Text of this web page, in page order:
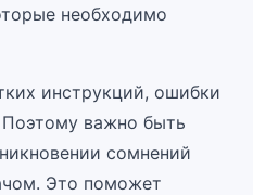
необходимо
инструкций, ошибки
Поэтому важно быть
сомнений
Это поможет